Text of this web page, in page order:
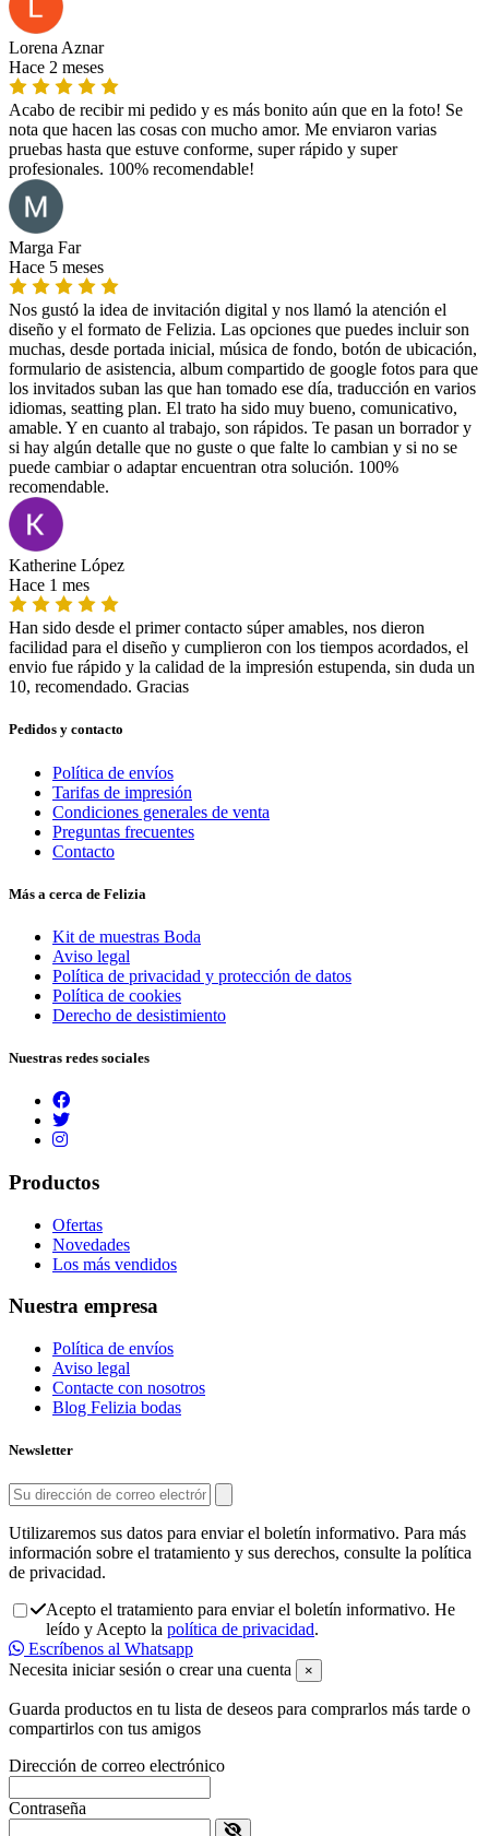
Lorena Aznar
Hace 2 meses
Acabo de recibir mi pedido y es más bonito aún que en la foto! Se
nota que hacen las cosas con mucho amor. Me enviaron varias
pruebas hasta que estuve conforme, super rápido y super
profesionales. 100% recomendable!
Marga Far
Hace 5 meses
Nos gustó la idea de invitación digital y nos llamó la atención el
diseño y el formato de Felizia. Las opciones que puedes incluir son
muchas, desde portada inicial, música de fondo, botón de ubicación,
formulario de asistencia, album compartido de google fotos para que
los invitados suban las que han tomado ese día, traducción en varios
idiomas, seatting plan. El trato ha sido muy bueno, comunicativo,
amable. Y en cuanto al trabajo, son rápidos. Te pasan un borrador y
si hay algún detalle que no guste o que falte lo cambian y si no se
puede cambiar o adaptar encuentran otra solución. 100%
recomendable.
Katherine López
Hace 1 mes
Han sido desde el primer contacto súper amables, nos dieron
facilidad para el diseño y cumplieron con los tiempos acordados, el
envio fue rápido y la calidad de la impresión estupenda, sin duda un
10, recomendado. Gracias
Pedidos y contacto
Política de envíos
Tarifas de impresión
Condiciones generales de venta
Preguntas frecuentes
Contacto
Más a cerca de Felizia
Kit de muestras Boda
Aviso legal
Política de privacidad y protección de datos
Política de cookies
Derecho de desistimiento
Nuestras redes sociales
Productos
Ofertas
Novedades
Los más vendidos
Nuestra empresa
Política de envíos
Aviso legal
Contacte con nosotros
Blog Felizia bodas
Newsletter
Utilizaremos sus datos para enviar el boletín informativo. Para más
información sobre el tratamiento y sus derechos, consulte la política
de privacidad.
Acepto el tratamiento para enviar el boletín informativo. He
leído y Acepto la política de privacidad.
Escríbenos al Whatsapp
Necesita iniciar sesión o crear una cuenta
×
Guarda productos en tu lista de deseos para comprarlos más tarde o
compartirlos con tus amigos
Dirección de correo electrónico
Contraseña